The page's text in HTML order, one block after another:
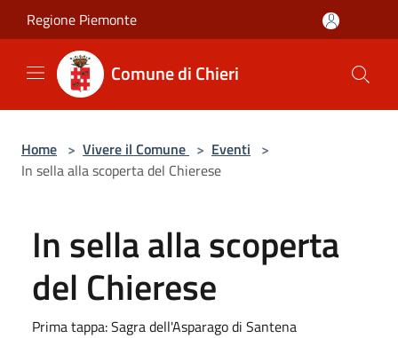
Salta al contenuto principale
Regione Piemonte
Comune di Chieri
Home > Vivere il Comune > Eventi >
In sella alla scoperta del Chierese
In sella alla scoperta
del Chierese
Prima tappa: Sagra dell'Asparago di Santena